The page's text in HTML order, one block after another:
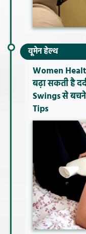
वूमेन हेल्थ
Women
बढ़ा सकती है
Swings से
Tips